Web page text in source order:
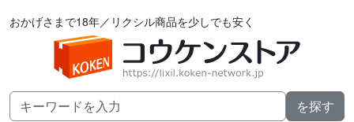
おかげさまで18年／リクシル商品を少しでも安く